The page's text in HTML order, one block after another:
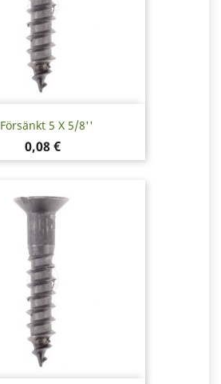
Försänkt 5 X 5/8''
Pris
0,08 €